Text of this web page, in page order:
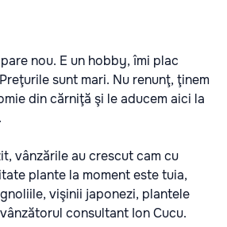
nou. E un hobby, îmi plac
sunt mari. Nu renunţ, ţinem
din cărniţă şi le aducem aici la
vânzările au crescut cam cu
plante la moment este tuia,
vişinii japonezi, plantele
consultant Ion Cucu.